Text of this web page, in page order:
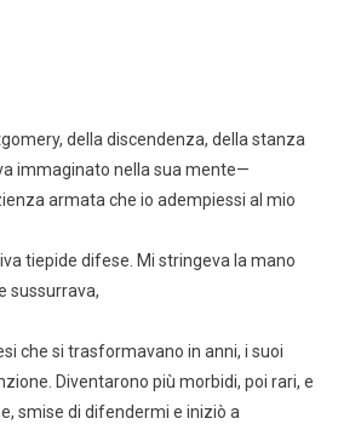
della discendenza, della stanza
immaginato nella sua mente—
armata che io adempiessi al mio
tiepide difese. Mi stringeva la mano
sussurrava,
che si trasformavano in anni, i suoi
Diventarono più morbidi, poi rari, e
smise di difendermi e iniziò a